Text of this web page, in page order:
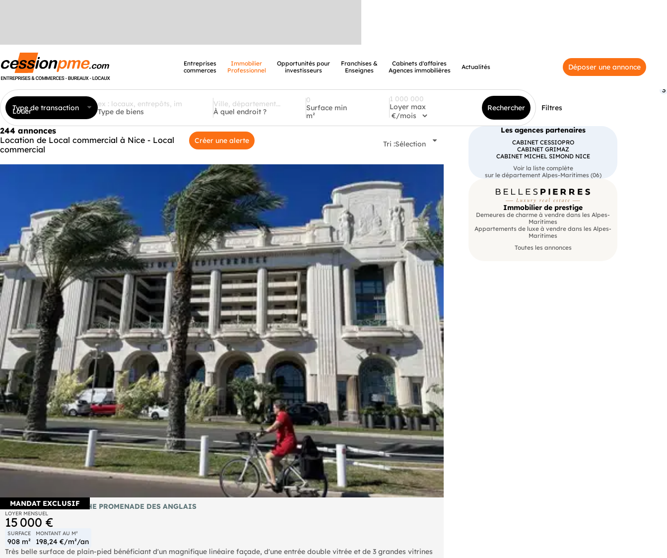
Entreprises
commerces
Immobilier
Professionnel
Opportunités pour
investisseurs
Franchises &
Enseignes
Cabinets d'affaires
Agences immobilières
Actualités Déposer une annonce
Type de transaction
Louer Type de biens À quel endroit ?
Surface min
m²
Loyer max Rechercher Filtres
3
244 annonces
Location de Local commercial à Nice - Local
commercial
Créer une alerte Tri :Sélection
MANDAT EXCLUSIF
LOCATION PURE PROCHE PROMENADE DES ANGLAIS
LOYER MENSUEL
15 000 €
SURFACE
908 m²
MONTANT AU M²
198,24 €/m²/an
Très belle surface de plain-pied bénéficiant d'un magnifique linéaire façade, d'une entrée double vitrée et de 3 grandes vitrines
Les agences partenaires
CABINET CESSIOPRO
CABINET GRIMAZ
CABINET MICHEL SIMOND NICE
Voir la liste complète
sur le département Alpes-Maritimes (06)
Immobilier de prestige
Demeures de charme à vendre dans les Alpes-
Maritimes
Appartements de luxe à vendre dans les Alpes-
Maritimes
Toutes les annonces